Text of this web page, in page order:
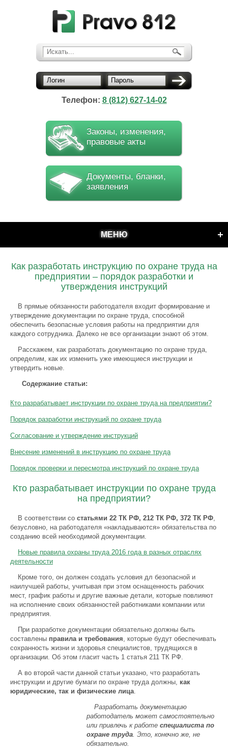
Искать...
Логин Пароль
Телефон: 8 (812) 627-14-02
Законы, изменения,
правовые акты
Документы, бланки,
заявления
МЕНЮ
Как разработать инструкцию по охране труда на
предприятии – порядок разработки и
утверждения инструкций
В прямые обязанности работодателя входит формирование и
утверждение документации по охране труда, способной
обеспечить безопасные условия работы на предприятии для
каждого сотрудника. Далеко не все организации знают об этом.
Расскажем, как разработать документацию по охране труда,
определим, как их изменить уже имеющиеся инструкции и
утвердить новые.
Содержание статьи:
Кто разрабатывает инструкции по охране труда на предприятии?
Порядок разработки инструкций по охране труда
Согласование и утверждение инструкций
Внесение изменений в инструкцию по охране труда
Порядок проверки и пересмотра инструкций по охране труда
Кто разрабатывает инструкции по охране труда
на предприятии?
В соответствии со статьями 22 ТК РФ, 212 ТК РФ, 372 ТК РФ,
безусловно, на работодателя «накладываются» обязательства по
созданию всей необходимой документации.
Новые правила охраны труда 2016 года в разных отраслях
деятельности
Кроме того, он должен создать условия дл безопасной и
наилучшей работы, учитывая при этом оснащенность рабочих
мест, график работы и другие важные детали, которые повлияют
на исполнение своих обязанностей работниками компании или
предприятия.
При разработке документации обязательно должны быть
составлены правила и требования, которые будут обеспечивать
сохранность жизни и здоровья специалистов, трудящихся в
организации. Об этом гласит часть 1 статья 211 ТК РФ.
А во второй части данной статьи указано, что разработать
инструкции и другие бумаги по охране труда должны, как
юридические, так и физические лица.
Разработать документацию
работодатель может самостоятельно
или привлечь к работе специалиста по
охране труда. Это, конечно же, не
обязательно.